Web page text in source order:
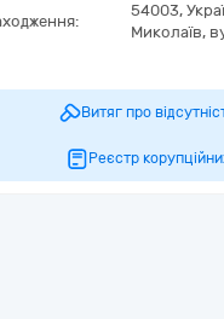
54003,
Миколаїв,
Витяг про
Реєстр